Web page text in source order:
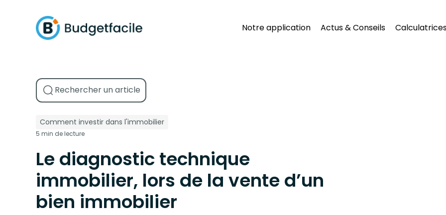
Notre application Actus & Conseils
Comment investir dans l'immobilier
5 min de lecture
Le diagnostic technique
immobilier, lors de la vente d’un
bien immobilier